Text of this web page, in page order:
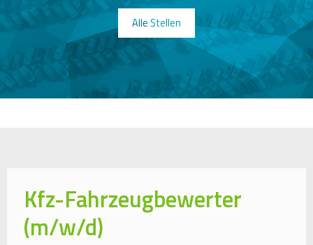
Alle Stellen
Kfz-Fahrzeugbewerter
(m/w/d)